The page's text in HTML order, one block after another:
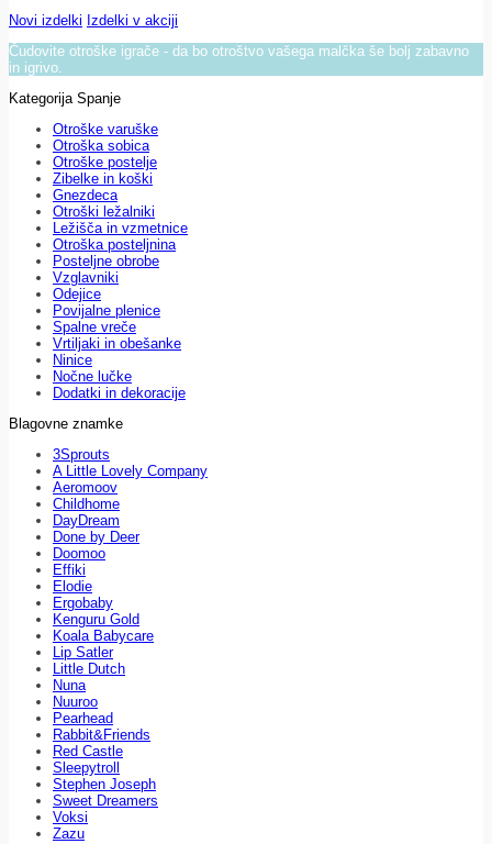
Novi izdelki Izdelki v akciji
Čudovite otroške igrače - da bo otroštvo vašega malčka še bolj zabavno
in igrivo.
Kategorija Spanje
Otroške varuške
Otroška sobica
Otroške postelje
Zibelke in koški
Gnezdeca
Otroški ležalniki
Ležišča in vzmetnice
Otroška posteljnina
Posteljne obrobe
Vzglavniki
Odejice
Povijalne plenice
Spalne vreče
Vrtiljaki in obešanke
Ninice
Nočne lučke
Dodatki in dekoracije
Blagovne znamke
3Sprouts
A Little Lovely Company
Aeromoov
Childhome
DayDream
Done by Deer
Doomoo
Effiki
Elodie
Ergobaby
Kenguru Gold
Koala Babycare
Lip Satler
Little Dutch
Nuna
Nuuroo
Pearhead
Rabbit&Friends
Red Castle
Sleepytroll
Stephen Joseph
Sweet Dreamers
Voksi
Zazu